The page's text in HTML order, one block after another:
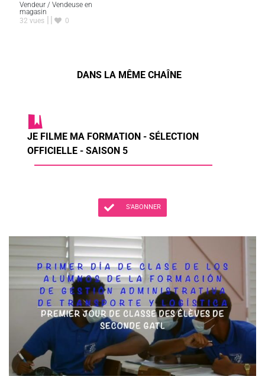
Vendeur / Vendeuse en
magasin
32 vues
0
DANS LA MÊME CHAÎNE
JE FILME MA FORMATION - SÉLECTION
OFFICIELLE - SAISON 5
S'ABONNER